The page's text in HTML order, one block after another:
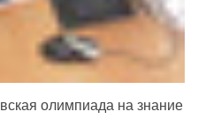
олимпиада на знание